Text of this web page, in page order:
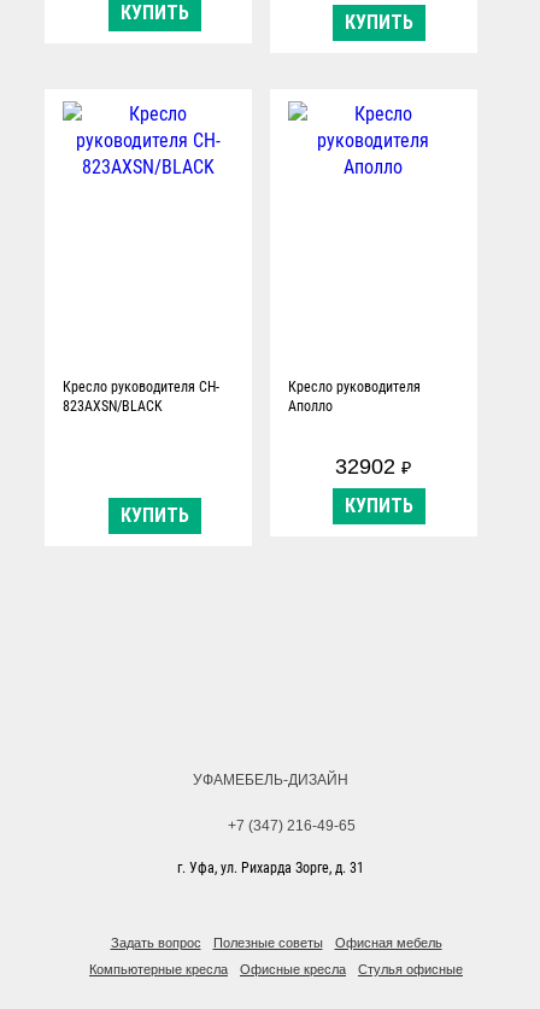
КУПИТЬ КУПИТЬ
Кресло руководителя CH-
823AXSN/BLACK
КУПИТЬ
Кресло руководителя
Аполло
32902₽
КУПИТЬ
УФАМЕБЕЛЬ-ДИЗАЙН
+7 (347) 216-49-65
г. Уфа, ул. Рихарда Зорге, д. 31
Задать вопрос Полезные советы
Офисная мебель
Компьютерные кресла
Офисные кресла Стулья офисные